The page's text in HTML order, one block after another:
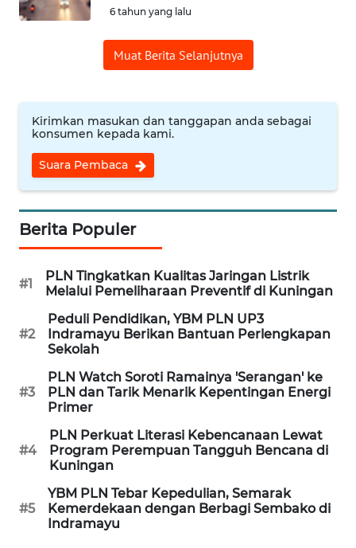
6 tahun yang lalu
Muat Berita Selanjutnya
Kirimkan masukan dan tanggapan anda sebagai
konsumen kepada kami.
Suara Pembaca
Berita Populer
#1
PLN Tingkatkan Kualitas Jaringan Listrik
Melalui Pemeliharaan Preventif di Kuningan
#2
Peduli Pendidikan, YBM PLN UP3
Indramayu Berikan Bantuan Perlengkapan
Sekolah
#3
PLN Watch Soroti Ramainya 'Serangan' ke
PLN dan Tarik Menarik Kepentingan Energi
Primer
#4
PLN Perkuat Literasi Kebencanaan Lewat
Program Perempuan Tangguh Bencana di
Kuningan
#5
YBM PLN Tebar Kepedulian, Semarak
Kemerdekaan dengan Berbagi Sembako di
Indramayu
Wahana
WN
JAKARTA
WN
JABAR
WN
BANTEN
WN
NTT
WN
KEPRI
WN
PAPUA
WN
PAPUA